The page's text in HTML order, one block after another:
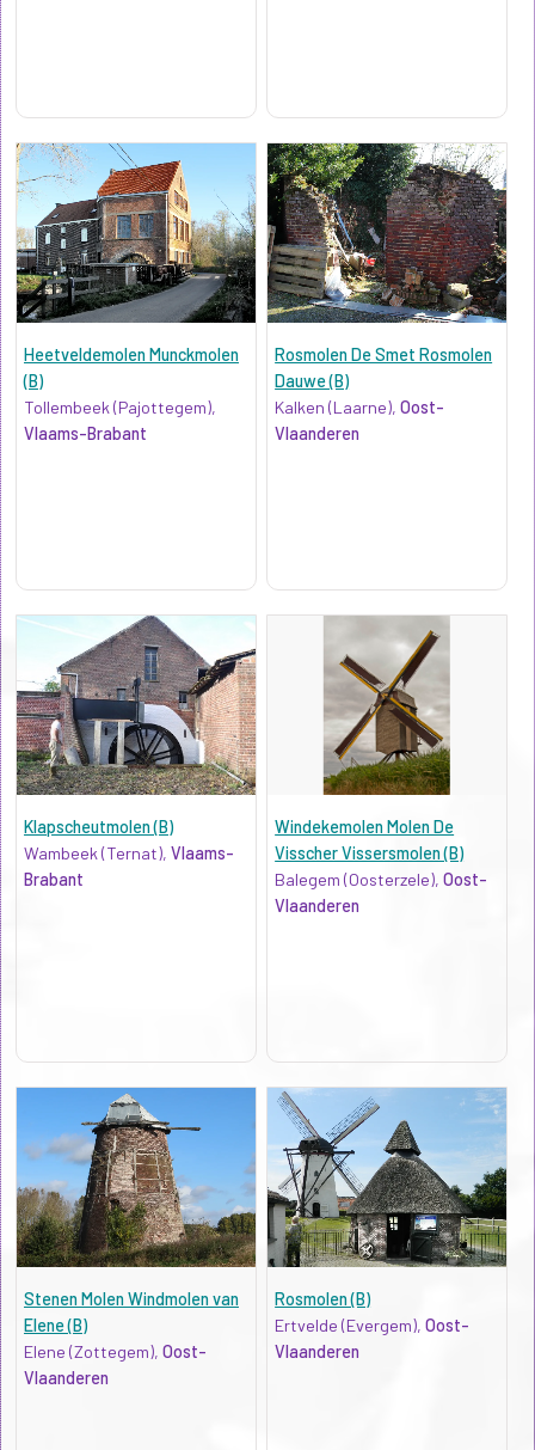
Heetveldemolen Munckmolen
(B)
Tollembeek (Pajottegem),
Vlaams-Brabant
Rosmolen De Smet Rosmolen
Dauwe (B)
Kalken (Laarne),Oost-
Vlaanderen
Klapscheutmolen (B)
Wambeek (Ternat), Vlaams-
Brabant
Windekemolen Molen De
Visscher Vissersmolen (B)
Balegem (Oosterzele),Oost-
Vlaanderen
Stenen Molen Windmolen van
Elene (B)
Elene (Zottegem), Oost-
Vlaanderen
Rosmolen (B)
Ertvelde (Evergem),Oost-
Vlaanderen